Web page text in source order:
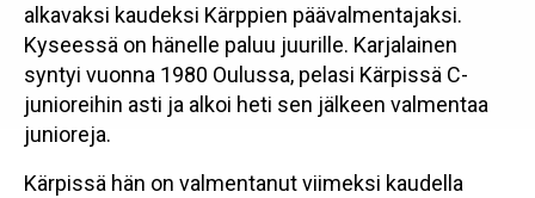
alkavaksi kaudeksi Kärppien päävalmentajaksi.
Kyseessä on hänelle paluu juurille. Karjalainen
syntyi vuonna 1980 Oulussa, pelasi Kärpissä C-
junioreihin asti ja alkoi heti sen jälkeen valmentaa
junioreja.
Kärpissä hän on valmentanut viimeksi kaudella